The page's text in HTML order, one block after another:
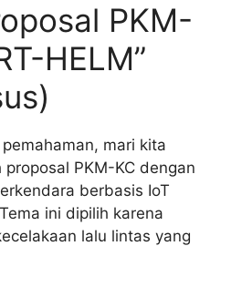
PKM-
HELM”
mari kita
PKM-KC dengan
berbasis IoT
ini dipilih karena
lalu lintas yang